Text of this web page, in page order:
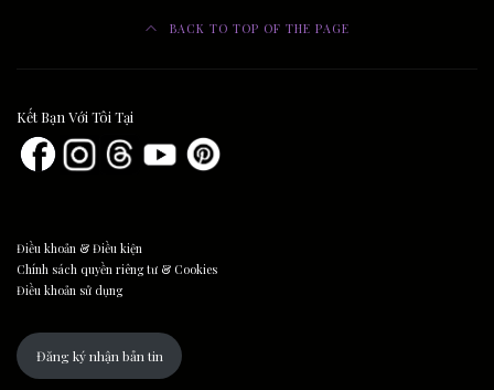
BACK TO TOP OF THE PAGE
Kết Bạn Với Tôi Tại
Điều khoản & Điều kiện
Chính sách quyền riêng tư & Cookies
Điều khoản sử dụng
Đăng ký nhận bản tin